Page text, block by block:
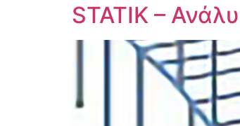
STATIK –